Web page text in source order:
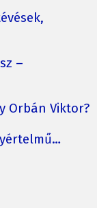
–
Orbán Viktor?